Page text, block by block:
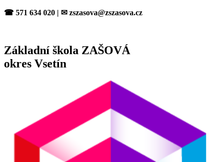
Přejít
☎ 571 634 020 | ✉ zszasova@zszasova.cz
Základní škola ZAŠOVÁ
okres Vsetín